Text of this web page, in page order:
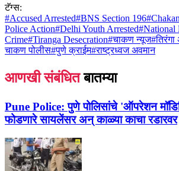
टॅग्स:
#Accused Arrested#BNS Section 196#
Police Action#Delhi Youth Arrested#National
Crime#Tiranga Desecration#चाकण न्यूज#तिरंगा
चाकण पोलीस#पुणे क्राईम#राष्ट्रध्वज अवमान
आणखी संबंधित बातम्या
Pune Police: पुणे पोलिसांचे 'ऑपरेशन
फोडणारे सायलेंसर अन् काळ्या काचा रडारवर